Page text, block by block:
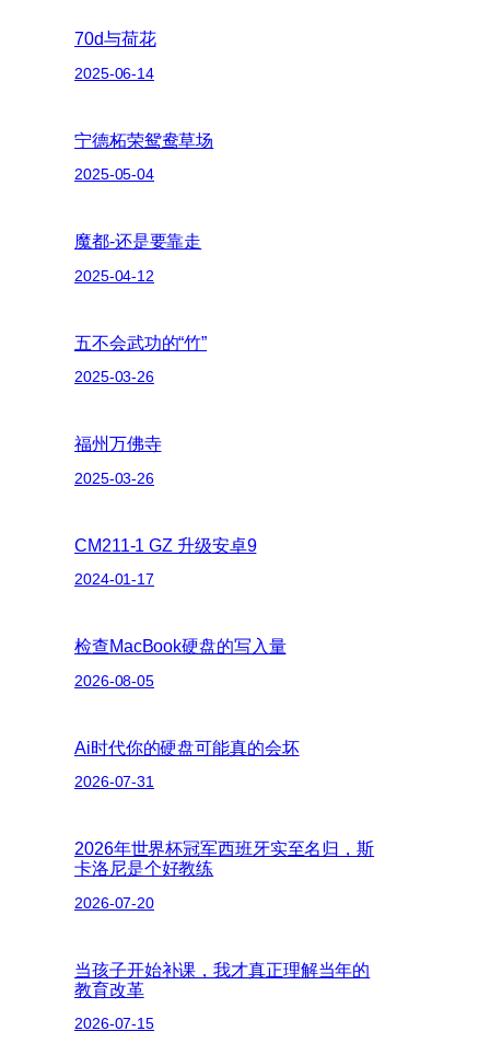
70d与荷花
2025-06-14
宁德柘荣鸳鸯草场
2025-05-04
魔都-还是要靠走
2025-04-12
五不会武功的“竹”
2025-03-26
福州万佛寺
2025-03-26
CM211-1 GZ 升级安卓9
2024-01-17
检查MacBook硬盘的写入量
2026-08-05
Ai时代你的硬盘可能真的会坏
2026-07-31
2026年世界杯冠军西班牙实至名归，斯
卡洛尼是个好教练
2026-07-20
当孩子开始补课，我才真正理解当年的
教育改革
2026-07-15